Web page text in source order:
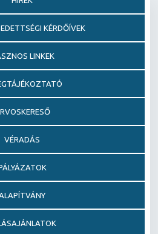
KÉRDŐÍVEK
LINKEK
VÉRADÁS